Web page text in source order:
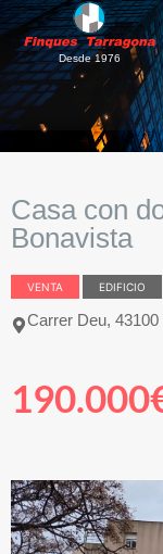
Desde 1976
Casa con
Bonavista
VENTA EDIFICIO
Carrer Deu, 43100